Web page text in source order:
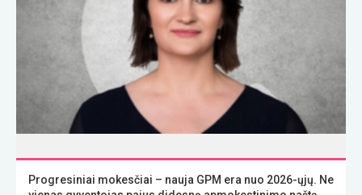
Progresiniai mokesčiai – nauja GPM era nuo 2026-ųjų. Ne